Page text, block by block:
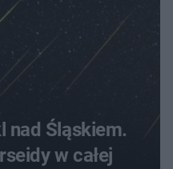
nad Śląskiem.
w całej